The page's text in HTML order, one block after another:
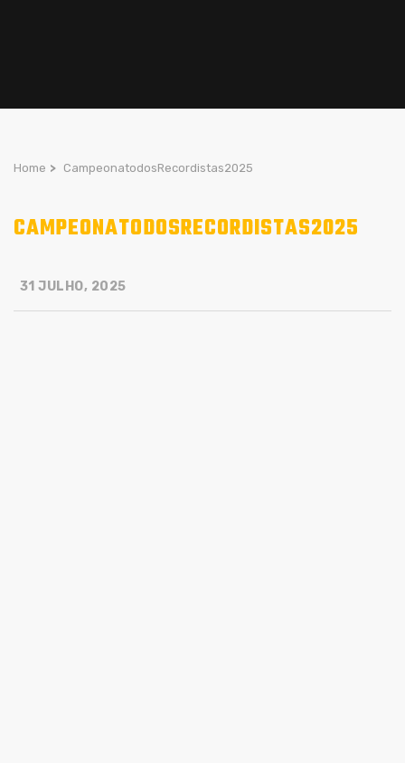
Home > CampeonatodosRecordistas2025
CAMPEONATODOSRECORDISTAS2025
31 JULHO, 2025